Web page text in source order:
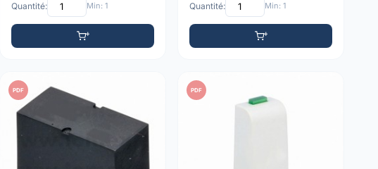
Quantité: Min: 1 Quantité: Min: 1
PDF PDF